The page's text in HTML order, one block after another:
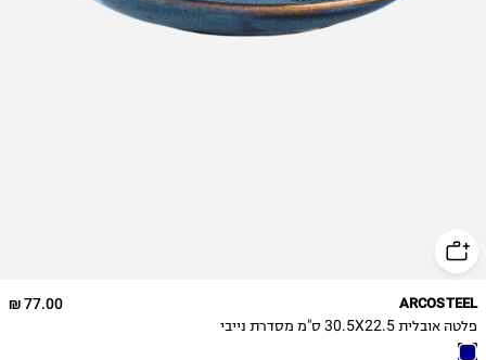
77.00 ₪ ARCOSTEEL
פלטה אובלית 30.5X22.5 ס"מ מסדרת נייבי